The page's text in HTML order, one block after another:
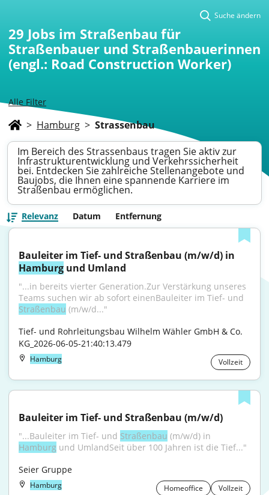
Alle Filter
Suche ändern
29 Jobs im Straßenbau für
Straßenbauer und Straßenbauerinnen
(engl.: Road Construction Worker)
> Hamburg > Strassenbau
Im Bereich des Strassenbaus tragen Sie aktiv zur
Infrastrukturentwicklung und Verkehrssicherheit
bei. Entdecken Sie zahlreiche Stellenangebote und
Baujobs, die Ihnen eine spannende Karriere im
Straßenbau ermöglichen.
Relevanz Datum Entfernung
Hamburg und Umland
"...in bereits vierter Generation.Zur Verstärkung unseres
Straßenbau (m/w/d..."
Tief- und Rohrleitungsbau Wilhelm Wähler GmbH & Co.
KG_2026-06-05-21:40:13.479
Hamburg Vollzeit
Bauleiter im Tief- und Straßenbau (m/w/d)
"...Bauleiter im Tief- und Straßenbau
Hamburg und UmlandSeit über 100 Jahren ist die Tief..."
Seier Gruppe
Hamburg Homeoffice
Vollzeit